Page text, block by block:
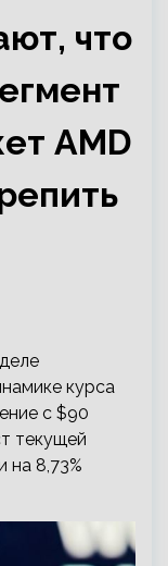
что
AMD
курса
с $90
текущей
на 8,73%